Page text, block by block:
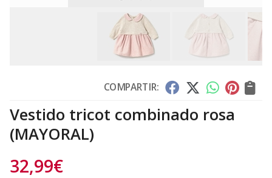
COMPARTIR:
Vestido tricot combinado rosa
(MAYORAL)
32,99€